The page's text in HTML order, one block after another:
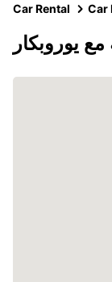
Car Rental Car
يوروبكار